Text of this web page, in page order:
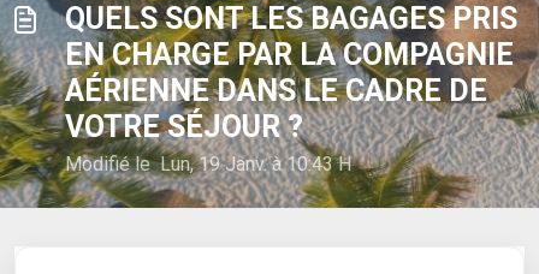
QUELS SONT LES BAGAGES PRIS
EN CHARGE PAR LA COMPAGNIE
AÉRIENNE DANS LE CADRE DE
VOTRE SÉJOUR ?
Modifié le Lun, 19 Janv. à 10:43 H